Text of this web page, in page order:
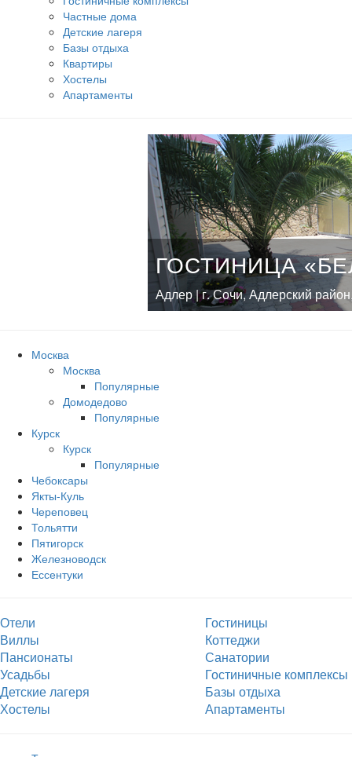
Частные дома
Детские лагеря
Базы отдыха
Квартиры
Хостелы
Апартаменты
ГОСТИНИЦА
Адлер | г. Сочи, Адлерский
Москва
Москва
Популярные
Домодедово
Популярные
Курск
Курск
Популярные
Чебоксары
Якты-Куль
Череповец
Тольятти
Пятигорск
Железноводск
Ессентуки
Отели
Гостиницы
Виллы
Коттеджи
Пансионаты
Санатории
Усадьбы
Гостиничные комплексы
Детские лагеря
Базы отдыха
Хостелы
Апартаменты